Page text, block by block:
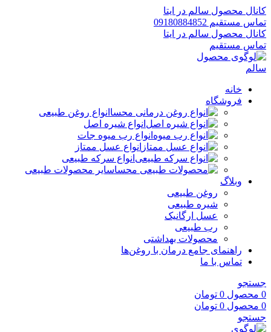
کانال محصول سالم در ایتا
تماس مستقیم 09180884852
کانال محصول سالم در ایتا
تماس مستقیم
خانه
فروشگاه
انواع روغن طبیعی
انواع شیره اصل
انواع رب میوه جات
انواع عسل ممتاز
انواع سرکه طبیعی
سایر محصولات طبیعی
وبلاگ
روغن طبیعی
شیره طبیعی
عسل ارگانیک
رب طبیعی
محصولات بهداشتی
راهنمای جامع درمان با روغن‌ها
تماس با ما
جستجو
0 محصول 0 تومان
0 محصول 0 تومان
جستجو